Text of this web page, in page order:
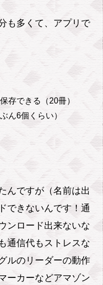
も多くて、アプリで
存できる（20冊）
ん6個くらい）
んですが（名前は出
できないんです！通
ンロード出来ないな
通信代もストレスな
ルのリーダーの動作
ーカーなどアマゾン